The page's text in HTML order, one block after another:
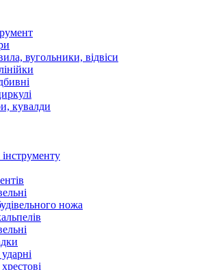
вугольники, відвіси
кувалди
ножа